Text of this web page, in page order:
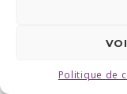
Politique de